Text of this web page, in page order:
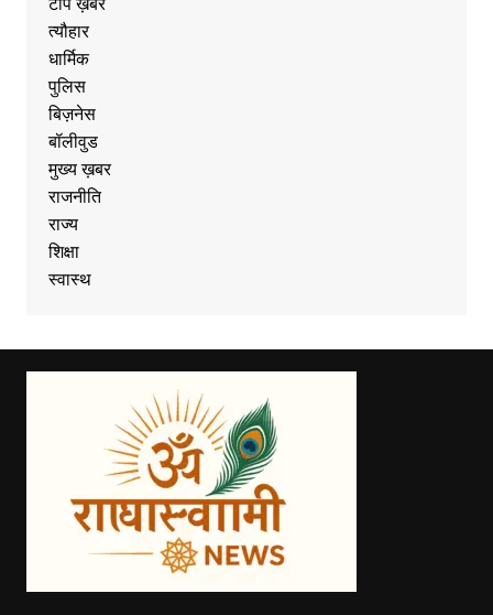
त्यौहार
धार्मिक
पुलिस
बिज़नेस
बॉलीवुड
मुख्य ख़बर
राजनीति
राज्य
शिक्षा
स्वास्थ